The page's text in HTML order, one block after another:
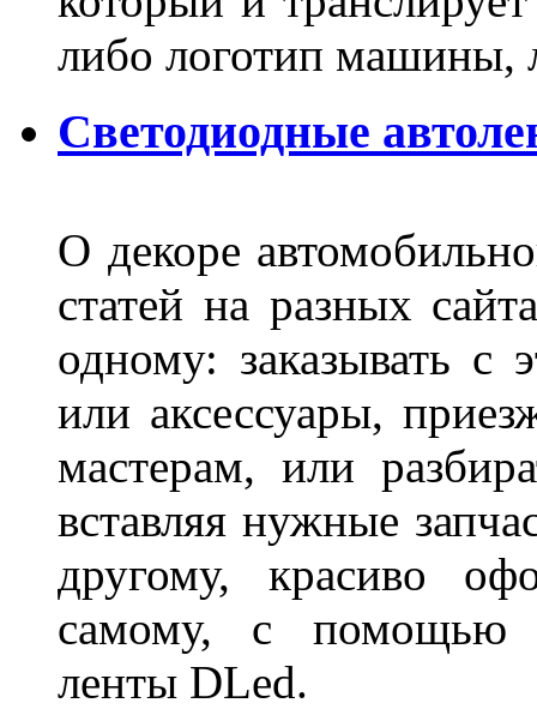
либо логотип машины,
Светодиодные
О декоре
статей на разных
одному: заказывать с
или аксессуары,
мастерам, или
вставляя нужные
другому, красиво
самому, с помощью
ленты DLed.